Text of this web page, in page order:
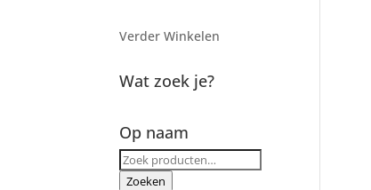
Verder Winkelen
Wat zoek je?
Op naam
Zoeken
naar:
Zoeken